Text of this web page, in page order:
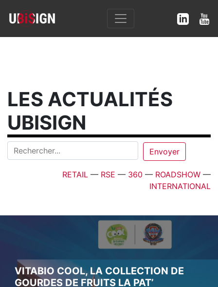
LES ACTUALITÉS
UBISIGN
RETAIL — RSE — 360 — ROADSHOW —
INTERNATIONAL
VITABIO COOL, LA COLLECTION DE
GOURDES DE FRUITS LA PAT’